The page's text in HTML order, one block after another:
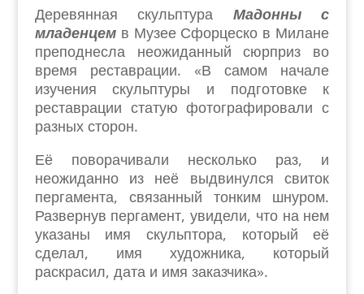
Деревянная скульптура Мадонны с
младенцемв Музее Сфорцеско в Милане
преподнесла неожиданный сюрприз во
время реставрации. «В самом начале
изучения скульптуры и подготовке к
реставрации статую фотографировали с
разных сторон.
Её поворачивали несколько раз, и
неожиданно из неё выдвинулся свиток
пергамента, связанный тонким шнуром.
Развернув пергамент, увидели, что на нем
указаны имя скульптора, который её
сделал, имя художника, который
раскрасил, дата и имя заказчика».